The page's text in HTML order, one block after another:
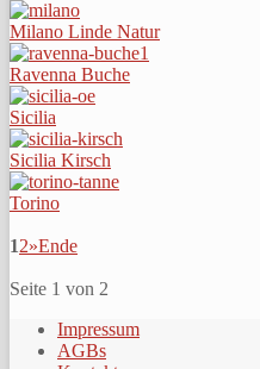
Milano Linde Natur
Ravenna Buche
Sicilia
Sicilia Kirsch
Torino
12»Ende
Seite 1 von 2
Impressum
AGBs